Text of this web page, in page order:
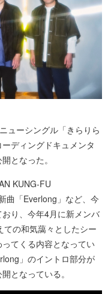
ューシングル「きらりら
ディングドキュメンタ
となった。
KUNG-FU
曲「Everlong」など、今
り、今年4月に新メンバ
の和気藹々としたシー
てくる内容となってい
」のイントロ部分が
となっている。